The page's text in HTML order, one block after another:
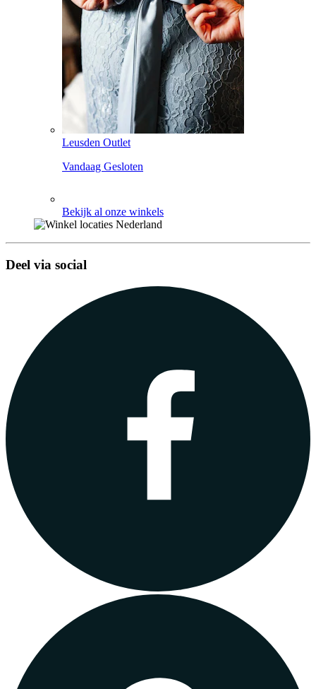
Leusden Outlet
Vandaag Gesloten
Bekijk al onze winkels
Deel via social